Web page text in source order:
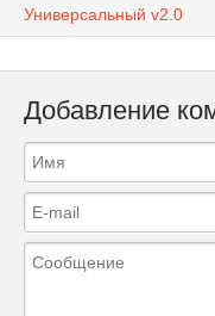
Универсальный v2.0
Добавление